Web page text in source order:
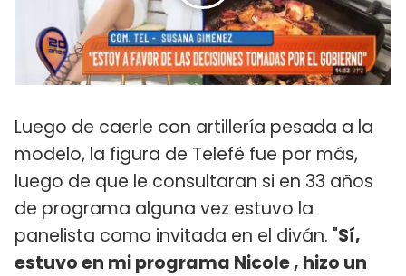
Luego de caerle con artillería pesada a la
modelo, la figura de Telefé fue por más,
luego de que le consultaran si en 33 años
de programa alguna vez estuvo la
panelista como invitada en el diván. "Sí,
estuvo en mi programa Nicole , hizo un